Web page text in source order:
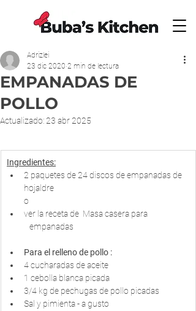
EMPANADAS DE
POLLO
Adrizlei
23 dic 2020 2 min de lectura
Actualizado:23 abr 2025
Ingredientes:
2 paquetes de 24 discos de empanadas de
hojaldre
o
ver la receta de  Masa casera para
   empanadas
Para el relleno de pollo :
4 cucharadas de aceite
1 cebolla blanca picada
3/4 kg de pechugas de pollo picadas
Sal y pimienta - a gusto